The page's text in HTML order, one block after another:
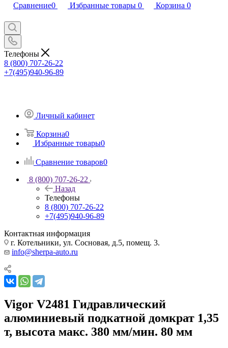
Сравнение0 Избранные товары 0 Корзина 0
Телефоны
8 (800) 707-26-22
+7(495)940-96-89
Личный кабинет
Корзина0
Избранные товары0
Сравнение товаров0
8 (800) 707-26-22
Назад
Телефоны
8 (800) 707-26-22
+7(495)940-96-89
Контактная информация
г. Котельники, ул. Сосновая, д.5, помещ. 3.
info@sherpa-auto.ru
Vigor V2481 Гидравлический
алюминиевый подкатной домкрат 1,35
т, высота макс. 380 мм/мин. 80 мм